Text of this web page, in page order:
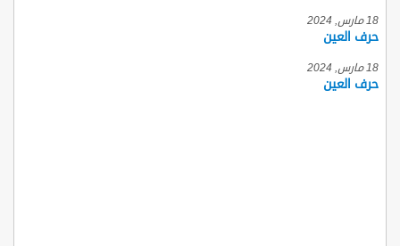
18 مارس, 2024
حرف العين
18 مارس, 2024
حرف العين